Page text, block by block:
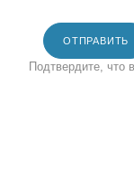
ОТПРАВИТЬ
Подтвердите, что